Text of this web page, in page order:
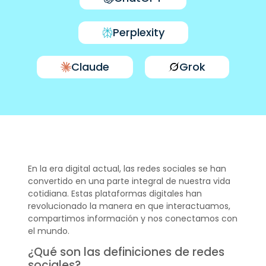
Perplexity
Claude Grok
En la era digital actual, las redes sociales se han
convertido en una parte integral de nuestra vida
cotidiana. Estas plataformas digitales han
revolucionado la manera en que interactuamos,
compartimos información y nos conectamos con
el mundo.
¿Qué son las definiciones de redes